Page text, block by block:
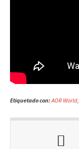
Etiquetado con: AOR World,